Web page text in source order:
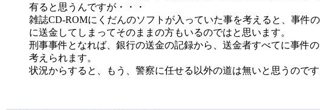
有ると思うんですが・・・
雑誌CD-ROMにくだんのソフトが入っていた事を考えると、事件
に送金してしまってそのままの方もいるのではと思います。
刑事事件となれば、銀行の送金の記録から、送金者すべてに事件
考えられます。
状況からすると、もう、警察に任せる以外の道は無いと思うのです